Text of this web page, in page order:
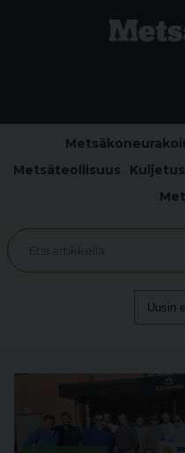
Metsäteollisuus
Kuljetus